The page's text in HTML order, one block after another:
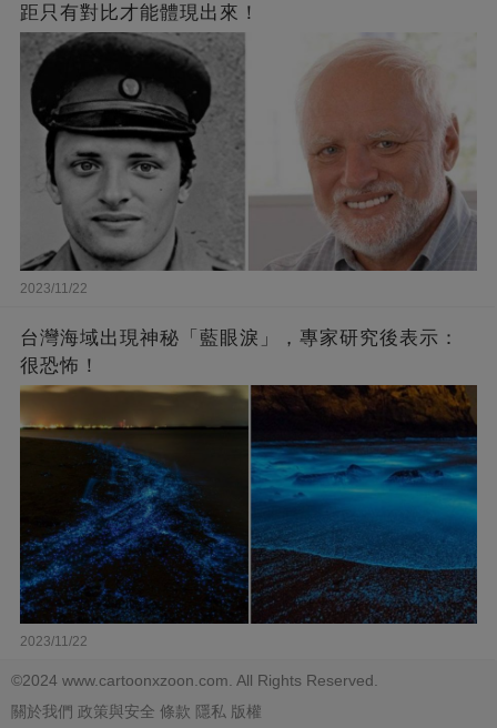
距只有對比才能體現出來！
2023/11/22
台灣海域出現神秘「藍眼淚」，專家研究後表示：
很恐怖！
2023/11/22
©2024 www.cartoonxzoon.com. All Rights Reserved.
關於我們 政策與安全 條款 隱私 版權